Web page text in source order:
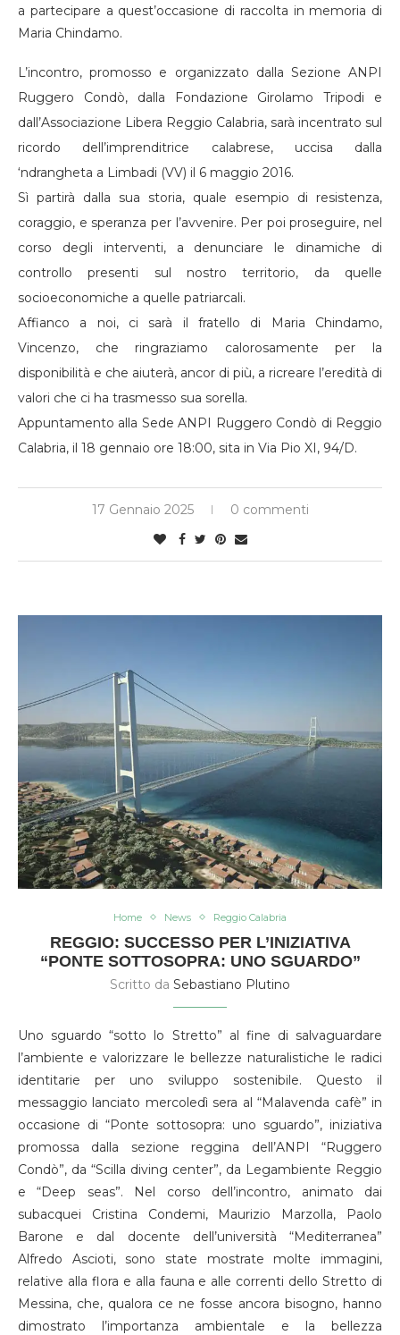
a partecipare a quest’occasione di raccolta in memoria di
Maria Chindamo.
L’incontro, promosso e organizzato dalla Sezione ANPI
Ruggero Condò, dalla Fondazione Girolamo Tripodi e
dall’Associazione Libera Reggio Calabria, sarà incentrato sul
ricordo dell’imprenditrice calabrese, uccisa dalla
‘ndrangheta a Limbadi (VV) il 6 maggio 2016.
Sì partirà dalla sua storia, quale esempio di resistenza,
coraggio, e speranza per l’avvenire. Per poi proseguire, nel
corso degli interventi, a denunciare le dinamiche di
controllo presenti sul nostro territorio, da quelle
socioeconomiche a quelle patriarcali.
Affianco a noi, ci sarà il fratello di Maria Chindamo,
Vincenzo, che ringraziamo calorosamente per la
disponibilità e che aiuterà, ancor di più, a ricreare l’eredità di
valori che ci ha trasmesso sua sorella.
Appuntamento alla Sede ANPI Ruggero Condò di Reggio
Calabria, il 18 gennaio ore 18:00, sita in Via Pio XI, 94/D.
17 Gennaio 2025 0 commenti
Home News Reggio Calabria
REGGIO: SUCCESSO PER L’INIZIATIVA
“PONTE SOTTOSOPRA: UNO SGUARDO”
Scritto da Sebastiano Plutino
Uno sguardo “sotto lo Stretto” al fine di salvaguardare
l’ambiente e valorizzare le bellezze naturalistiche le radici
identitarie per uno sviluppo sostenibile. Questo il
messaggio lanciato mercoledì sera al “Malavenda cafè” in
occasione di “Ponte sottosopra: uno sguardo”, iniziativa
promossa dalla sezione reggina dell’ANPI “Ruggero
Condò”, da “Scilla diving center”, da Legambiente Reggio
e “Deep seas”. Nel corso dell’incontro, animato dai
subacquei Cristina Condemi, Maurizio Marzolla, Paolo
Barone e dal docente dell’università “Mediterranea”
Alfredo Ascioti, sono state mostrate molte immagini,
relative alla flora e alla fauna e alle correnti dello Stretto di
Messina, che, qualora ce ne fosse ancora bisogno, hanno
dimostrato l’importanza ambientale e la bellezza